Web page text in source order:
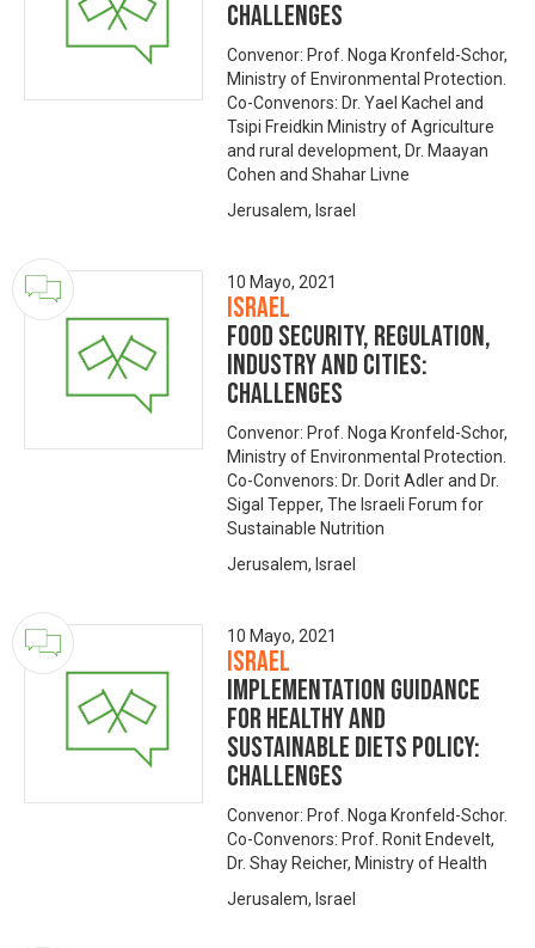
Challenges
Convenor: Prof. Noga Kronfeld-Schor,
Ministry of Environmental Protection.
Co-Convenors: Dr. Yael Kachel and
Tsipi Freidkin Ministry of Agriculture
and rural development, Dr. Maayan
Cohen and Shahar Livne
Jerusalem, Israel
10 Mayo, 2021
Israel
Food security, regulation,
industry and cities:
Challenges
Convenor: Prof. Noga Kronfeld-Schor,
Ministry of Environmental Protection.
Co-Convenors: Dr. Dorit Adler and Dr.
Sigal Tepper, The Israeli Forum for
Sustainable Nutrition
Jerusalem, Israel
10 Mayo, 2021
Israel
Implementation guidance
for healthy and
sustainable diets policy:
Challenges
Convenor: Prof. Noga Kronfeld-Schor.
Co-Convenors: Prof. Ronit Endevelt,
Dr. Shay Reicher, Ministry of Health
Jerusalem, Israel